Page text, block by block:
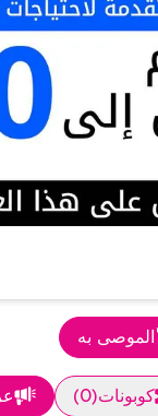
الموصى به
كوبونات(
0
)